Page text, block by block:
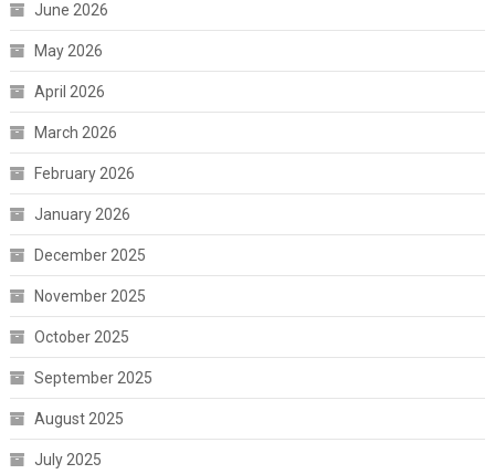
June 2026
May 2026
April 2026
March 2026
February 2026
January 2026
December 2025
November 2025
October 2025
September 2025
August 2025
July 2025